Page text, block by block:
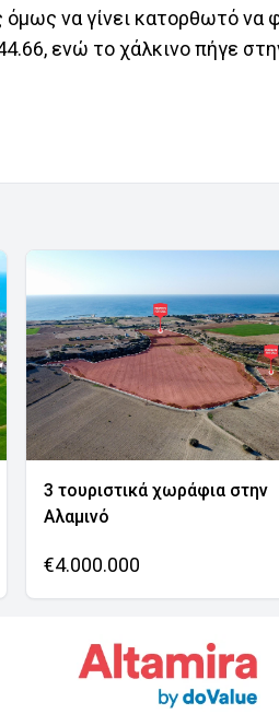
όμως να γίνει κατορθωτό να
ενώ το χάλκινο πήγε
3 τουριστικά χωράφια στην
Αλαμινό
€4.000.000